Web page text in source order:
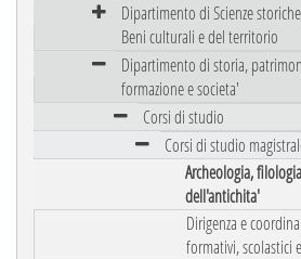
Dipartimento di Scienze
Beni culturali e del territorio
Dipartimento di storia,
formazione e societa'
Corsi di studio
Corsi di studio
Archeologia,
dell'antichita'
Dirigenza e
formativi, scolastici